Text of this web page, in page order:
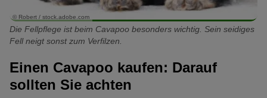
bereits als Welpen gute Erfahrungen mit den jeweils anderen
Vierbeinern gemacht haben.
Sie möchten Ihren Cavapoo mit einer Katze vergesellschaften?
Lesen Sie hier
Hund und Katze
Aufwendige Fellpflege beim Cavapoo
geschieht aber eher selten.
Eine Herausforderung ist allerdings, eine seriöse Zucht zu finden,
die Wert auf Gesundheit legt. Denn viele Züchter verpaaren
schlicht einen x-beliebigen Cavalier mit einem x-beliebigen Pudel,
Lebenserwartung: Wie alt wird ein Cavapoo?
einige Züchter. In Deutschland ist der Cavapoo hingegen noch
recht selten anzutreffen. Die meisten Züchter auf europäischen
Boden gibt es derzeit in Großbritannien.
Als Hybridhund ist der Cavapoo
anerkannt – sind andere Designer Dogs wie der Cockapoo oder
der Golden Doodle.
© Robert / stock.adobe.com
Die Fellpflege ist beim Cavapoo besonders wichtig. Sein seidiges
Fell neigt sonst zum Verfilzen.
Einen Cavapoo kaufen: Darauf
sollten Sie achten